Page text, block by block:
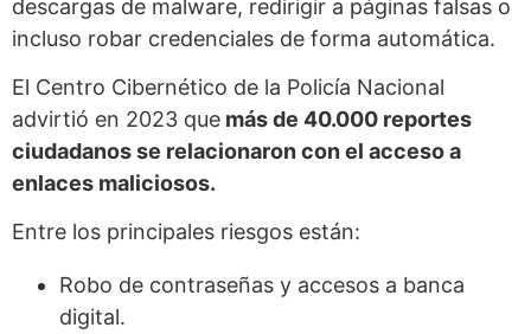
descargas de malware, redirigir a páginas falsas o
incluso robar credenciales de forma automática.
El Centro Cibernético de la Policía Nacional
advirtió en 2023 que más de 40.000 reportes
ciudadanos se relacionaron con el acceso a
enlaces maliciosos.
Entre los principales riesgos están:
Robo de contraseñas y accesos a banca
digital.